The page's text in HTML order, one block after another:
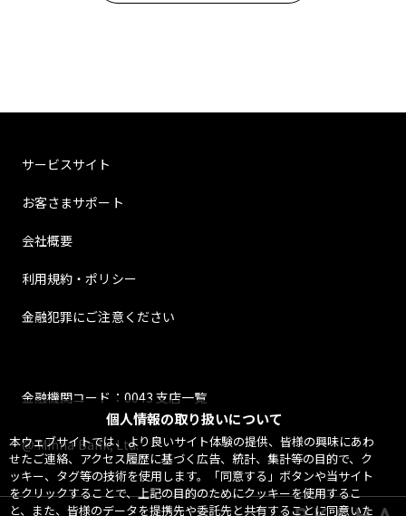
個人情報の取り扱いについて
本ウェブサイトでは、より良いサイト体験の提供、皆様の興味にあわ
せたご連絡、アクセス履歴に基づく広告、統計、集計等の目的で、ク
ッキー、タグ等の技術を使用します。「同意する」ボタンや当サイト
をクリックすることで、上記の目的のためにクッキーを使用するこ
と、また、皆様のデータを提携先や委託先と共有することに同意いた
サービスサイト
お客さまサポート
会社概要
利用規約・ポリシー
金融犯罪にご注意ください
金融機関コード：0043 支店一覧
@ Minna Bank, Ltd.